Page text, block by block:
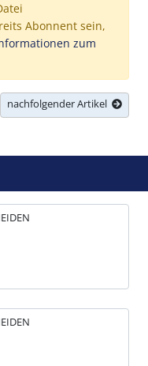
Abonnent sein,
zum
nachfolgender Artikel